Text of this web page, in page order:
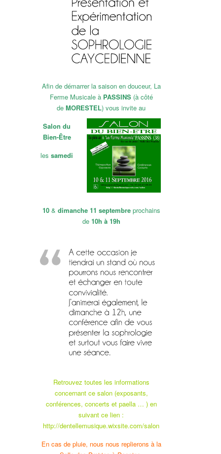
Afin de démarrer la saison en douceur, La
Ferme Musicale à PASSINS (à côté
deMORESTEL) vous invite au
Salon du
Bien-Être
lessamedi
10& dimanche 11 septembreprochains
de 10h à 19h
Retrouvez toutes les informations
concernant ce salon (exposants,
conférences, concerts et paella … ) en
suivant ce lien :
http://dentellemusique.wixsite.com/salon
En cas de pluie, nous nous replierons à la